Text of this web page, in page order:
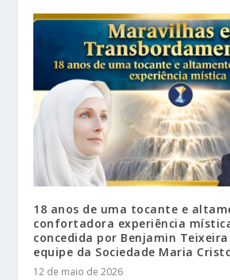
18 anos de uma tocante e
confortadora experiência
concedida por Benjamin
equipe da Sociedade Maria
12 de maio de 2026